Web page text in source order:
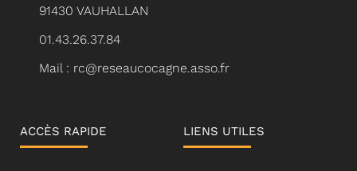
91430 VAUHALLAN
01.43.26.37.84
Mail : rc@reseaucocagne.asso.fr
ACCÈS RAPIDE LIENS UTILES